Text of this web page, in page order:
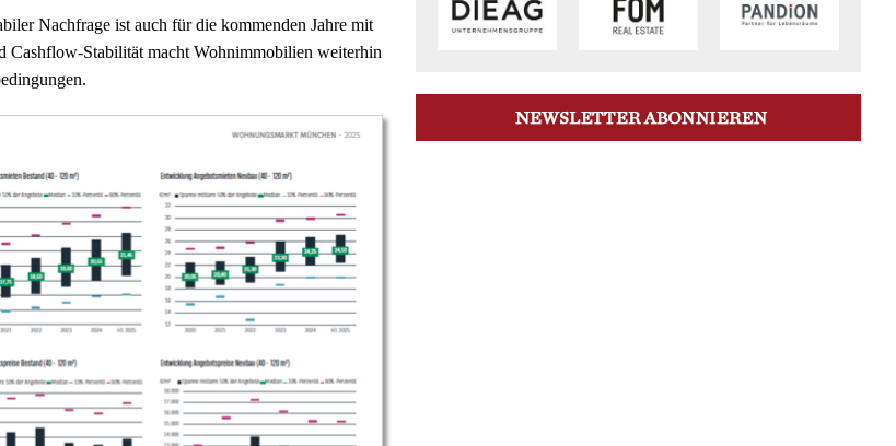
Nachfrage ist auch für die kommenden Jahre mit
Cashflow-Stabilität macht Wohnimmobilien weiterhin